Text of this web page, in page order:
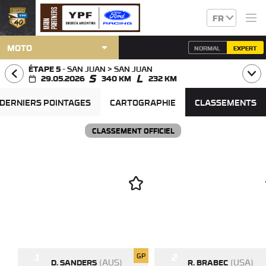
FR
MOTO arrow_drop_down NORMAL EXPERT
ÉTAPE 5-SAN JUAN > SAN JUAN
29.05.2026 340 KM 232 KM
DERNIERS POINTAGES CARTOGRAPHIE CLASSEMENTS
CLASSEMENT OFFICIEL
D. SANDERS (AUS)
GP
R. BRABEC (USA)